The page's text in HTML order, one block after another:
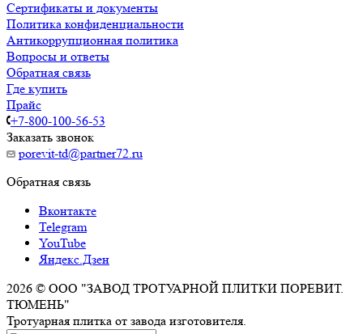
Сертификаты и документы
Политика конфиденциальности
Антикоррупционная политика
Вопросы и ответы
Обратная связь
Где купить
Прайс
+7-800-100-56-53
Заказать звонок
porevit-td@partner72.ru
Обратная связь
Вконтакте
Telegram
YouTube
Яндекс.Дзен
2026 © ООО "ЗАВОД ТРОТУАРНОЙ ПЛИТКИ ПОРЕВИТ.
ТЮМЕНЬ"
Тротуарная плитка от завода изготовителя.